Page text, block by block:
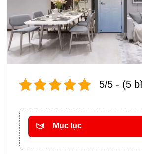
5/5 - (5
Mục lục